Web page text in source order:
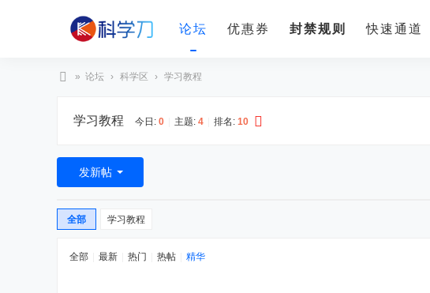
论坛 优惠券 封禁规则 快速通道
» 论坛 › 科学区 › 学习教程
学习教程 今日: 0 主题: 4 排名: 10
发新帖
全部 学习教程
全部 最新 热门 热帖 精华